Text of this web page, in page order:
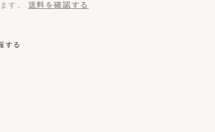
す。 送料を確認する
する